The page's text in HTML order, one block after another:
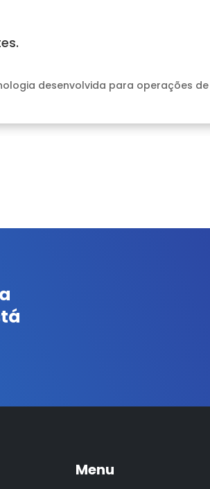
desenvolvida para operações
Menu